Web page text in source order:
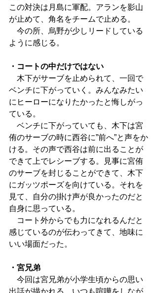
この対決は月島に軍配。アランを影山
が止めて、角名をチームで止める。
今の所、烏野が少しリードしている
ように感じる。
・コートの中だけではない
木下がサーブを止められて、一回で
ベンチに下がっていく。みんなみたい
にヒーローになりたかったと悔しがっ
ている。
ベンチに下がっていても、木下は宮
侑のサーブの時に西谷に”前へ”と声をか
ける。その声で西谷は前に出ることが
できて上でレシーブする。見事に宮侑
のサーブを封じることができて、木下
にガッツポーズを向けている。それを
見て、自分の掛け声が良かったのだと
自身に思っている。
コート外からでも力になれるんだと
感じているのが伝わってきて、地味に
いい場面だった。
・宮兄弟
今回は宮兄弟が小学生頃からの思い
出話が描かれる。いつも喧嘩をしなが